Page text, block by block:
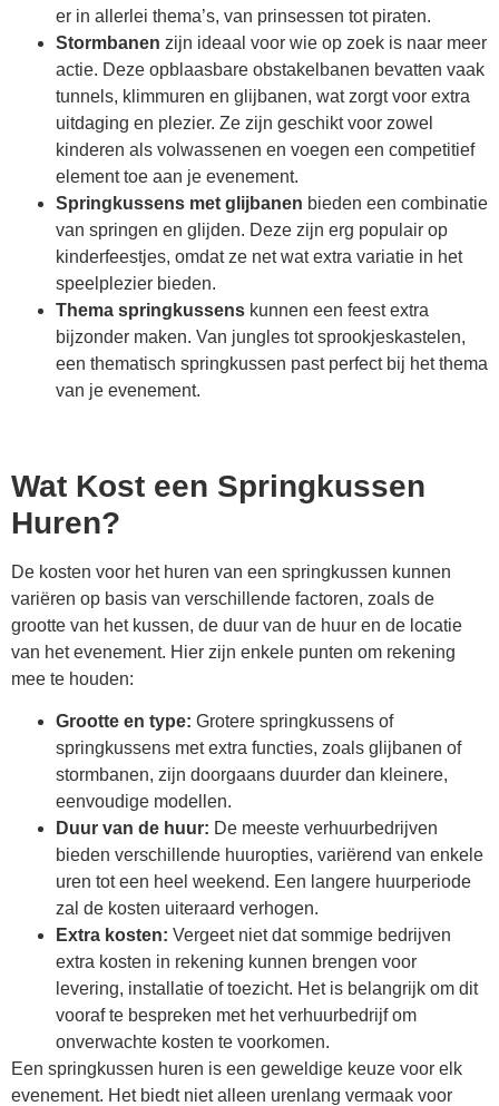
er in allerlei thema’s, van prinsessen tot piraten.
Stormbanen zijn ideaal voor wie op zoek is naar meer
actie. Deze opblaasbare obstakelbanen bevatten vaak
tunnels, klimmuren en glijbanen, wat zorgt voor extra
uitdaging en plezier. Ze zijn geschikt voor zowel
kinderen als volwassenen en voegen een competitief
element toe aan je evenement.
Springkussens met glijbanen bieden een combinatie
van springen en glijden. Deze zijn erg populair op
kinderfeestjes, omdat ze net wat extra variatie in het
speelplezier bieden.
Thema springkussens kunnen een feest extra
bijzonder maken. Van jungles tot sprookjeskastelen,
een thematisch springkussen past perfect bij het thema
van je evenement.
Wat Kost een Springkussen
Huren?
De kosten voor het huren van een springkussen kunnen
variëren op basis van verschillende factoren, zoals de
grootte van het kussen, de duur van de huur en de locatie
van het evenement. Hier zijn enkele punten om rekening
mee te houden:
Grootte en type: Grotere springkussens of
springkussens met extra functies, zoals glijbanen of
stormbanen, zijn doorgaans duurder dan kleinere,
eenvoudige modellen.
Duur van de huur: De meeste verhuurbedrijven
bieden verschillende huuropties, variërend van enkele
uren tot een heel weekend. Een langere huurperiode
zal de kosten uiteraard verhogen.
Extra kosten: Vergeet niet dat sommige bedrijven
extra kosten in rekening kunnen brengen voor
levering, installatie of toezicht. Het is belangrijk om dit
vooraf te bespreken met het verhuurbedrijf om
onverwachte kosten te voorkomen.
Een springkussen huren is een geweldige keuze voor elk
evenement. Het biedt niet alleen urenlang vermaak voor